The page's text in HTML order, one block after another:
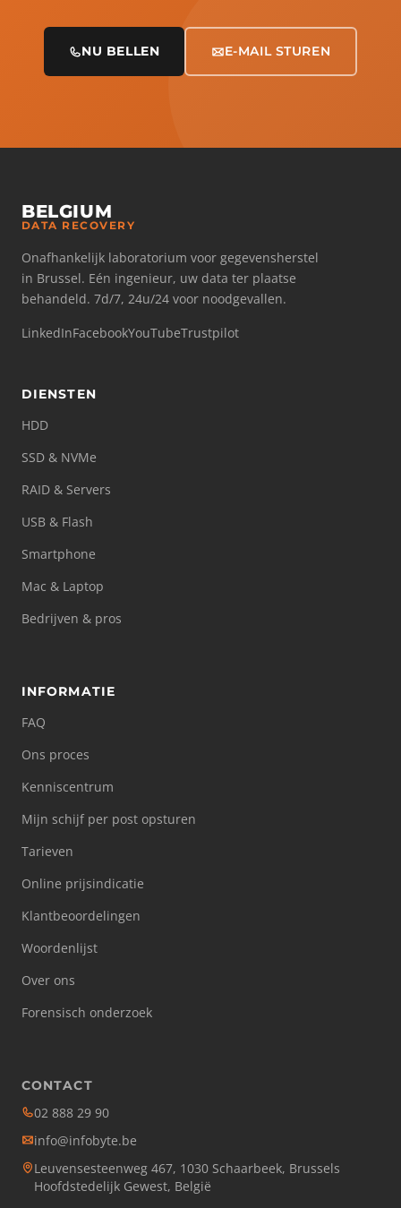
NU BELLEN E-MAIL STUREN
BELGIUM
DATA RECOVERY
Onafhankelijk laboratorium voor gegevensherstel
in Brussel. Eén ingenieur, uw data ter plaatse
behandeld. 7d/7, 24u/24 voor noodgevallen.
LinkedInFacebookYouTubeTrustpilot
DIENSTEN
HDD
SSD & NVMe
RAID & Servers
USB & Flash
Smartphone
Mac & Laptop
Bedrijven & pros
INFORMATIE
FAQ
Ons proces
Kenniscentrum
Mijn schijf per post opsturen
Tarieven
Online prijsindicatie
Klantbeoordelingen
Woordenlijst
Over ons
Forensisch onderzoek
CONTACT
02 888 29 90
info@infobyte.be
Leuvensesteenweg 467, 1030 Schaarbeek, Brussels
Hoofdstedelijk Gewest, België